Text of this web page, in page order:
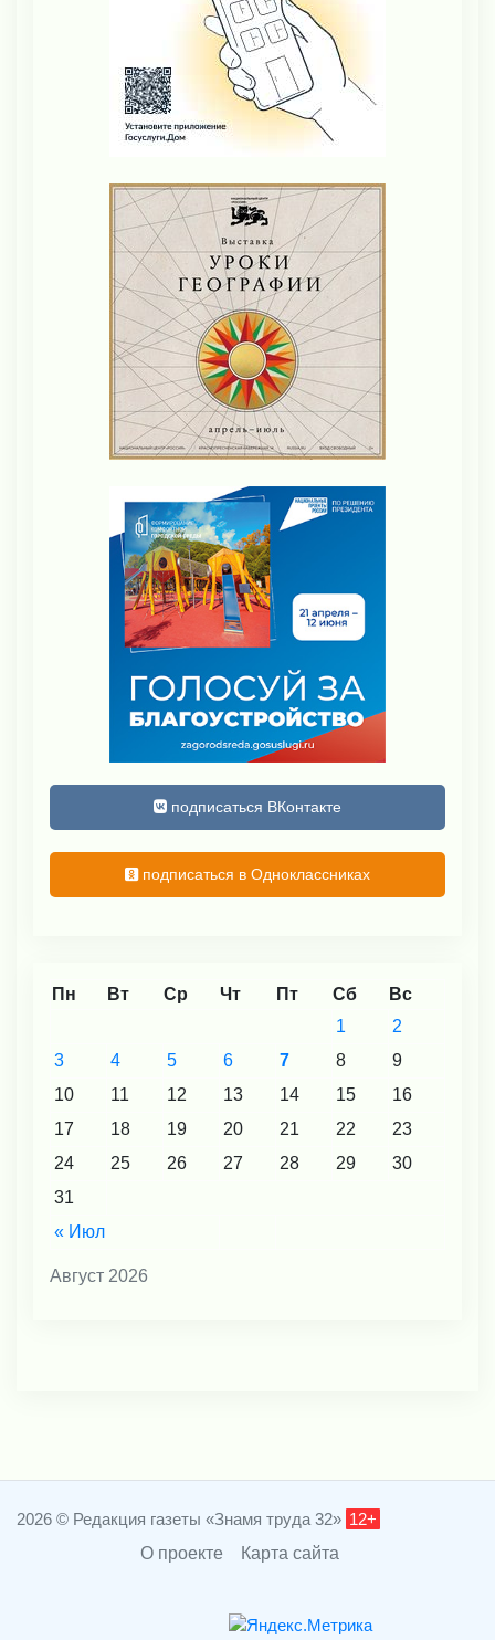
подписаться ВКонтакте
подписаться в Одноклассниках
Август 2026
Пн Вт Ср Чт Пт Сб Вс
« Июл
1
2
3
4 5 6 7 8
9
10
11 12 13 14 15
16
17
18 19 20 21 22
23
24
25 26 27 28 29
30
31
2026 © Редакция газеты «Знамя труда 32» 12+
О проекте
Карта сайта